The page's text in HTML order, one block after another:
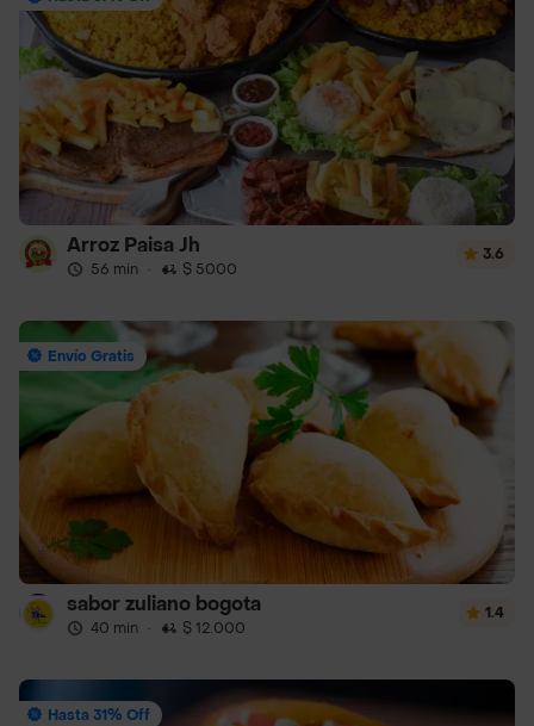
Arroz Paisa Jh
56 min · $ 5000
3.6
Envío Gratis
sabor zuliano bogota
40 min · $ 12.000
1.4
Hasta 31% Off